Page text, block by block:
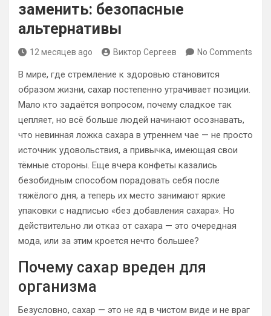
заменить: безопасные
альтернативы
12 месяцев ago Виктор Сергеев No Comments
В мире, где стремление к здоровью становится
образом жизни, сахар постепенно утрачивает позиции.
Мало кто задаётся вопросом, почему сладкое так
цепляет, но всё больше людей начинают осознавать,
что невинная ложка сахара в утреннем чае — не просто
источник удовольствия, а привычка, имеющая свои
тёмные стороны. Еще вчера конфеты казались
безобидным способом порадовать себя после
тяжёлого дня, а теперь их место занимают яркие
упаковки с надписью «без добавления сахара». Но
действительно ли отказ от сахара — это очередная
мода, или за этим кроется нечто большее?
Почему сахар вреден для
организма
Безусловно, сахар — это не яд в чистом виде и не враг